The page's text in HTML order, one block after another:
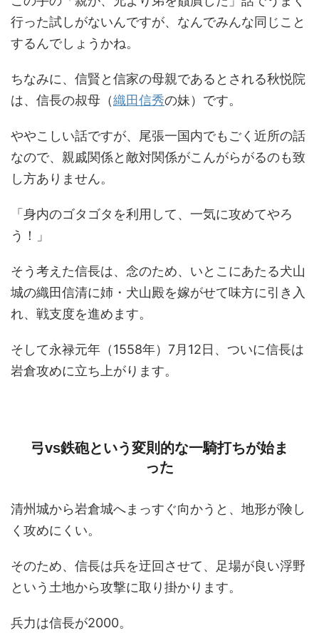
行った試しがないんですが、なんでみんな同じこと
するんでしょうかね。
ちなみに、信賢と信家の母親であるとされる秋悦院
は、信長の叔母（織田信秀の妹）です。
ややこしい話ですが、尾張一国内でもごく近所の話
なので、親戚関係と敵対関係がこんがらがるのも致
し方ありません。
「身内のゴタゴタを利用して、一気に攻めてやろ
う！」
そう考えた信長は、念のため、いとこにあたる犬山
城の織田信清に姉・犬山殿を嫁がせて味方に引き入
れ、戦支度を進めます。
そして永禄元年（1558年）7月12日、ついに信長は
岩倉攻めに立ち上がります。
弓vs鉄砲という変則的な一騎打ちが始ま
った
清州城から岩倉城へまっすぐ向かうと、地形が険し
く攻めにくい。
そのため、信長は兵を迂回させて、足場が良い浮野
という土地から攻撃に取り掛かります。
兵力は信長が2000。